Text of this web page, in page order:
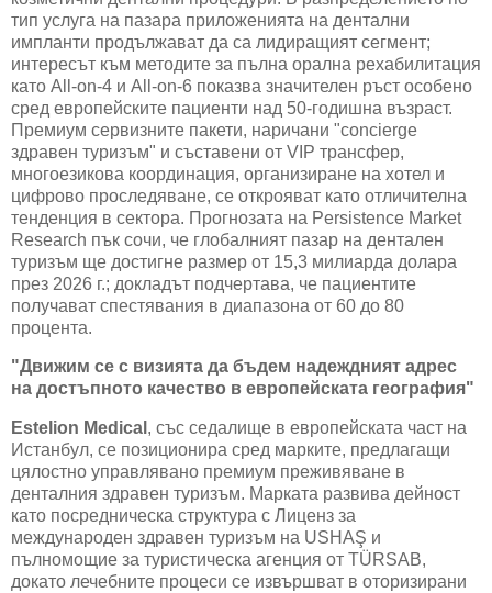
тип услуга на пазара приложенията на дентални
импланти продължават да са лидиращият сегмент;
интересът към методите за пълна орална рехабилитация
като All-on-4 и All-on-6 показва значителен ръст особено
сред европейските пациенти над 50-годишна възраст.
Премиум сервизните пакети, наричани "concierge
здравен туризъм" и съставени от VIP трансфер,
многоезикова координация, организиране на хотел и
цифрово проследяване, се открояват като отличителна
тенденция в сектора. Прогнозата на Persistence Market
Research пък сочи, че глобалният пазар на дентален
туризъм ще достигне размер от 15,3 милиарда долара
през 2026 г.; докладът подчертава, че пациентите
получават спестявания в диапазона от 60 до 80
процента.
"Движим се с визията да бъдем надеждният адрес
на достъпното качество в европейската география"
Estelion Medical , със седалище в европейската част на
Истанбул, се позиционира сред марките, предлагащи
цялостно управлявано премиум преживяване в
денталния здравен туризъм. Марката развива дейност
като посредническа структура с Лиценз за
международен здравен туризъм на USHAŞ и
пълномощие за туристическа агенция от TÜRSAB,
докато лечебните процеси се извършват в оторизирани